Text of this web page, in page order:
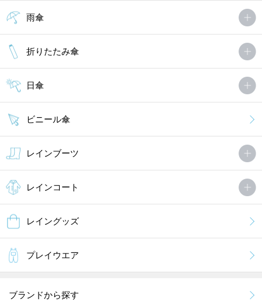
雨傘
折りたたみ傘
日傘
ビニール傘
レインブーツ
レインコート
レイングッズ
プレイウエア
ブランドから探す